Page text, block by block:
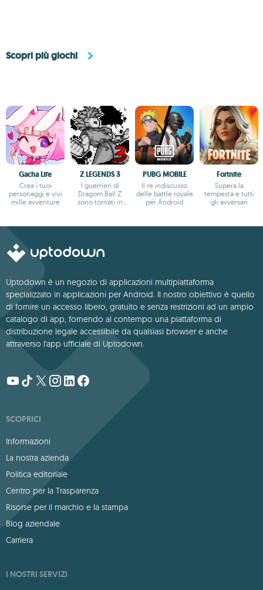
Scopri più giochi
Gacha Life
Crea i tuoi
personaggi e vivi
mille avventure
Z LEGENDS 3
I guerrieri di
Dragom Ball Z
sono tornati in
PUBG MOBILE
Il re indiscusso
delle battle royale
per Android
Fortnite
Supera la
tempesta e tutti
gli avversari
Uptodown è un negozio di applicazioni multipiattaforma
specializzato in applicazioni per Android. Il nostro obiettivo è quello
di fornire un accesso libero, gratuito e senza restrizioni ad un ampio
catalogo di app, fornendo al contempo una piattaforma di
distribuzione legale accessibile da qualsiasi browser e anche
attraverso l'app ufficiale di Uptodown.
SCOPRICI
Informazioni
La nostra azienda
Politica editoriale
Centro per la Trasparenza
Risorse per il marchio e la stampa
Blog aziendale
Carriera
I NOSTRI SERVIZI